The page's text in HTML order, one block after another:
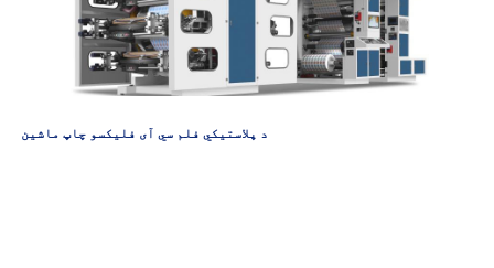
د پلاستيکي فلم سي آی فلیکسو چاپ ماشین